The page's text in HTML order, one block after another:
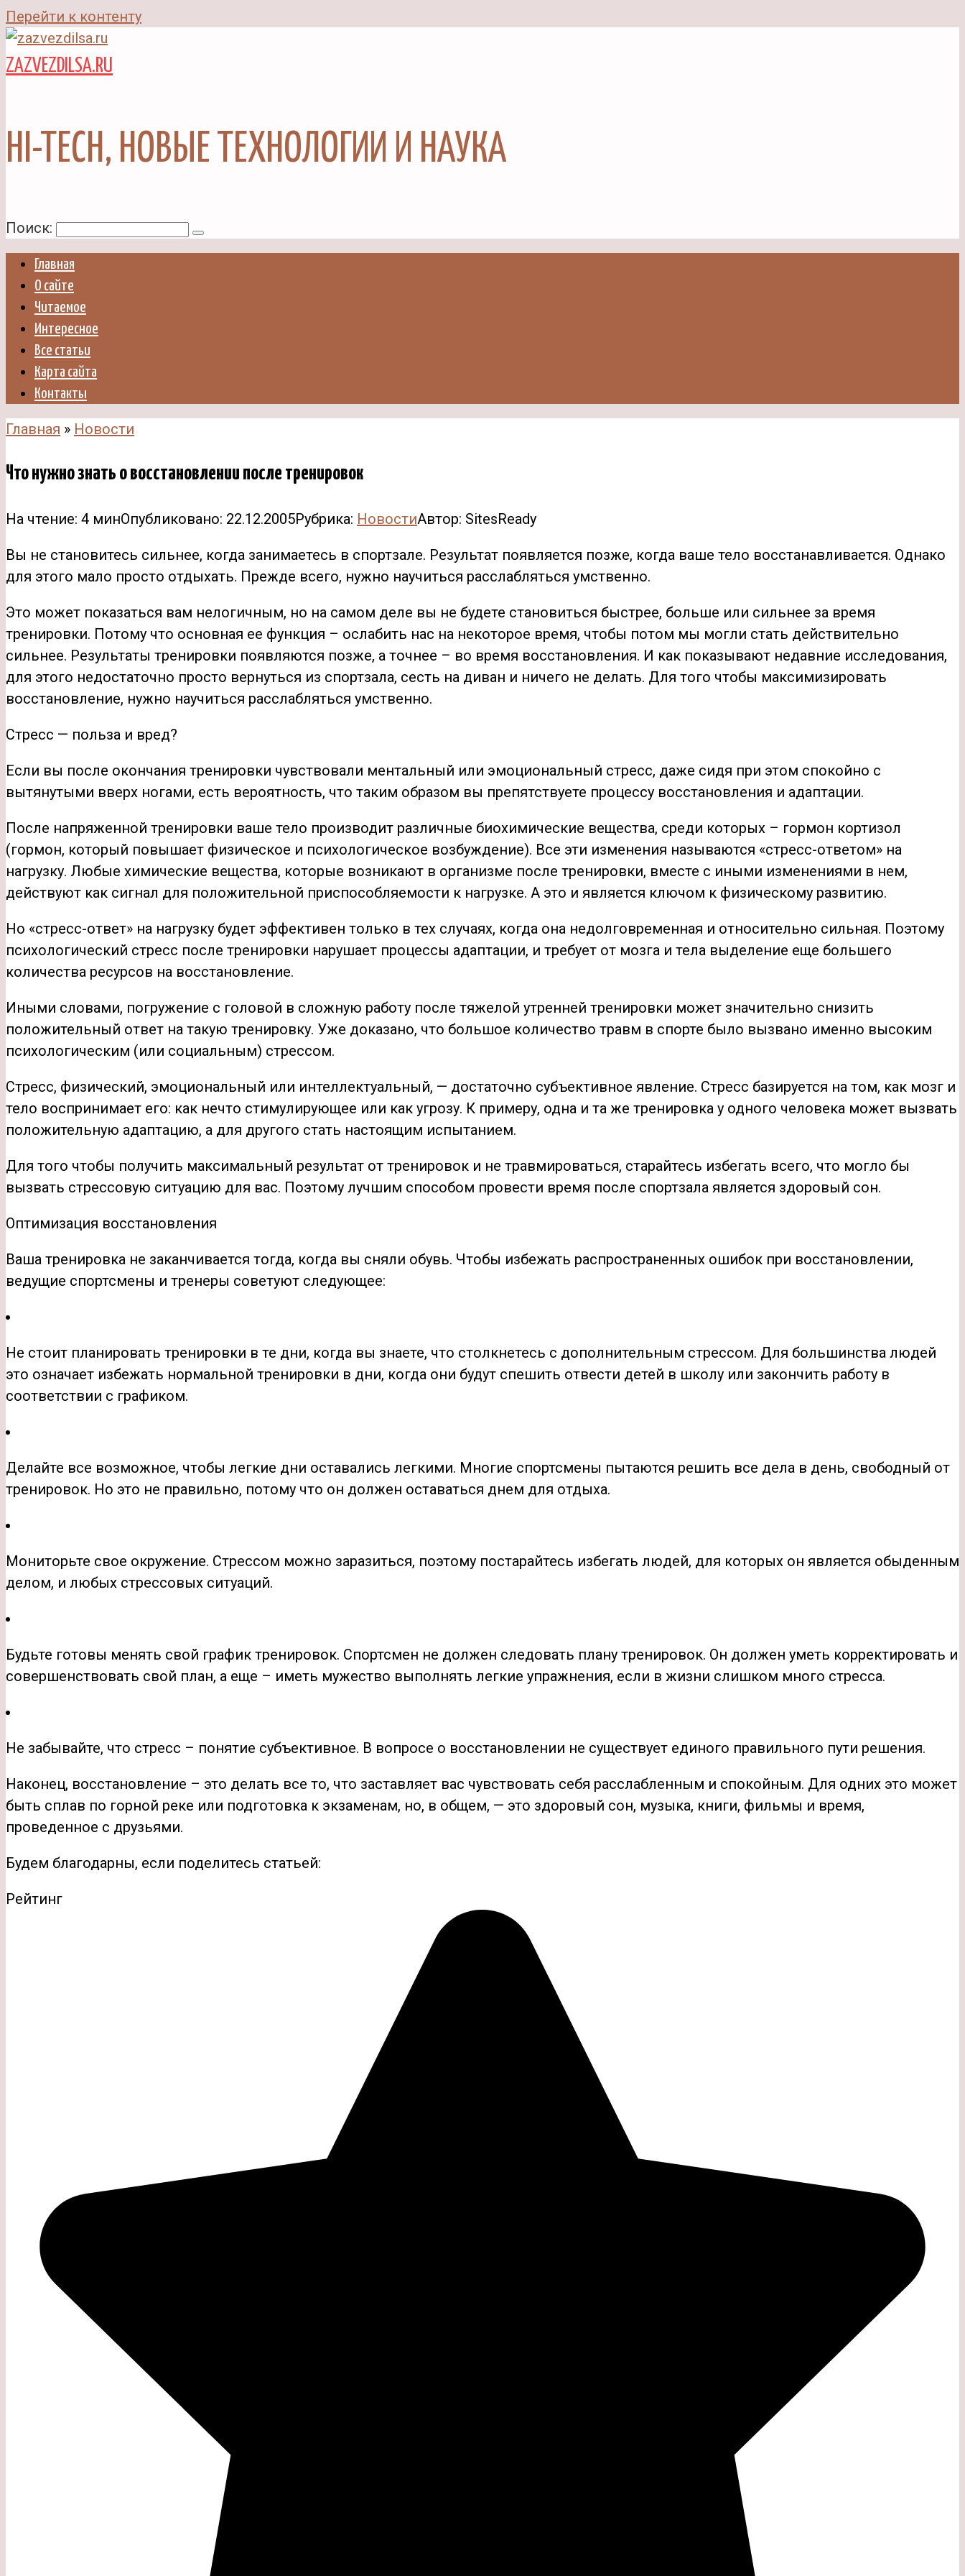
Перейти к контенту
ZAZVEZDILSA.RU
HI-TECH, НОВЫЕ ТЕХНОЛОГИИ И НАУКА
Поиск:
Главная
О сайте
Читаемое
Интересное
Все статьи
Карта сайта
Контакты
Главная » Новости
Что нужно знать о восстановлении после тренировок
На чтение: 4 минОпубликовано: 22.12.2005Рубрика: НовостиАвтор: SitesReady
Вы не становитесь сильнее, когда занимаетесь в спортзале. Результат появляется позже, когда ваше тело восстанавливается. Однако
для этого мало просто отдыхать. Прежде всего, нужно научиться расслабляться умственно.
Это может показаться вам нелогичным, но на самом деле вы не будете становиться быстрее, больше или сильнее за время
тренировки. Потому что основная ее функция – ослабить нас на некоторое время, чтобы потом мы могли стать действительно
сильнее. Результаты тренировки появляются позже, а точнее – во время восстановления. И как показывают недавние исследования,
для этого недостаточно просто вернуться из спортзала, сесть на диван и ничего не делать. Для того чтобы максимизировать
восстановление, нужно научиться расслабляться умственно.
Стресс — польза и вред?
Если вы после окончания тренировки чувствовали ментальный или эмоциональный стресс, даже сидя при этом спокойно с
вытянутыми вверх ногами, есть вероятность, что таким образом вы препятствуете процессу восстановления и адаптации.
После напряженной тренировки ваше тело производит различные биохимические вещества, среди которых – гормон кортизол
(гормон, который повышает физическое и психологическое возбуждение). Все эти изменения называются «стресс-ответом» на
нагрузку. Любые химические вещества, которые возникают в организме после тренировки, вместе с иными изменениями в нем,
действуют как сигнал для положительной приспособляемости к нагрузке. А это и является ключом к физическому развитию.
Но «стресс-ответ» на нагрузку будет эффективен только в тех случаях, когда она недолговременная и относительно сильная. Поэтому
психологический стресс после тренировки нарушает процессы адаптации, и требует от мозга и тела выделение еще большего
количества ресурсов на восстановление.
Иными словами, погружение с головой в сложную работу после тяжелой утренней тренировки может значительно снизить
положительный ответ на такую тренировку. Уже доказано, что большое количество травм в спорте было вызвано именно высоким
психологическим (или социальным) стрессом.
Стресс, физический, эмоциональный или интеллектуальный, — достаточно субъективное явление. Стресс базируется на том, как мозг и
тело воспринимает его: как нечто стимулирующее или как угрозу. К примеру, одна и та же тренировка у одного человека может вызвать
положительную адаптацию, а для другого стать настоящим испытанием.
Для того чтобы получить максимальный результат от тренировок и не травмироваться, старайтесь избегать всего, что могло бы
вызвать стрессовую ситуацию для вас. Поэтому лучшим способом провести время после спортзала является здоровый сон.
Оптимизация восстановления
Ваша тренировка не заканчивается тогда, когда вы сняли обувь. Чтобы избежать распространенных ошибок при восстановлении,
ведущие спортсмены и тренеры советуют следующее:
Не стоит планировать тренировки в те дни, когда вы знаете, что столкнетесь с дополнительным стрессом. Для большинства людей
это означает избежать нормальной тренировки в дни, когда они будут спешить отвести детей в школу или закончить работу в
соответствии с графиком.
Делайте все возможное, чтобы легкие дни оставались легкими. Многие спортсмены пытаются решить все дела в день, свободный от
тренировок. Но это не правильно, потому что он должен оставаться днем для отдыха.
Мониторьте свое окружение. Стрессом можно заразиться, поэтому постарайтесь избегать людей, для которых он является обыденным
делом, и любых стрессовых ситуаций.
Будьте готовы менять свой график тренировок. Спортсмен не должен следовать плану тренировок. Он должен уметь корректировать и
совершенствовать свой план, а еще – иметь мужество выполнять легкие упражнения, если в жизни слишком много стресса.
Не забывайте, что стресс – понятие субъективное. В вопросе о восстановлении не существует единого правильного пути решения.
Наконец, восстановление – это делать все то, что заставляет вас чувствовать себя расслабленным и спокойным. Для одних это может
быть сплав по горной реке или подготовка к экзаменам, но, в общем, — это здоровый сон, музыка, книги, фильмы и время,
проведенное с друзьями.
Будем благодарны, если поделитесь статьей:
Рейтинг